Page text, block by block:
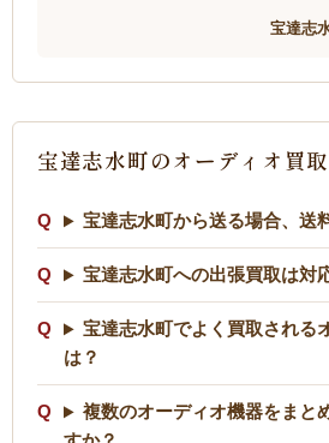
宝達志
宝達志水町のオーディオ買
宝達志水町から送る場合、送
宝達志水町への出張買取は対
宝達志水町でよく買取される
は？
複数のオーディオ機器をまと